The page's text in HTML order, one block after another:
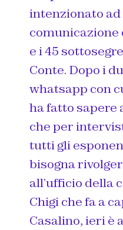
intenzionato ad
e i 45
Conte. Dopo i
whatsapp con
ha fatto
che per
tutti gli
bisogna
all’ufficio della
Chigi che fa a
Casalino, ieri è